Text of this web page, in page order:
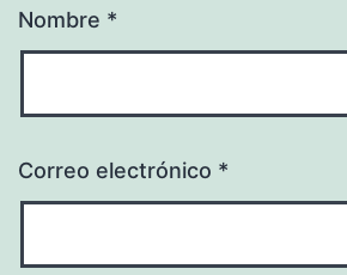
Nombre *
Correo electrónico *